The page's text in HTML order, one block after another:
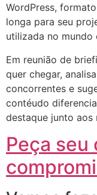
WordPress,
longa para seu
utilizada no mundo
Em reunião de
quer chegar,
concorrentes e
contéudo
destaque junto aos
Peça seu